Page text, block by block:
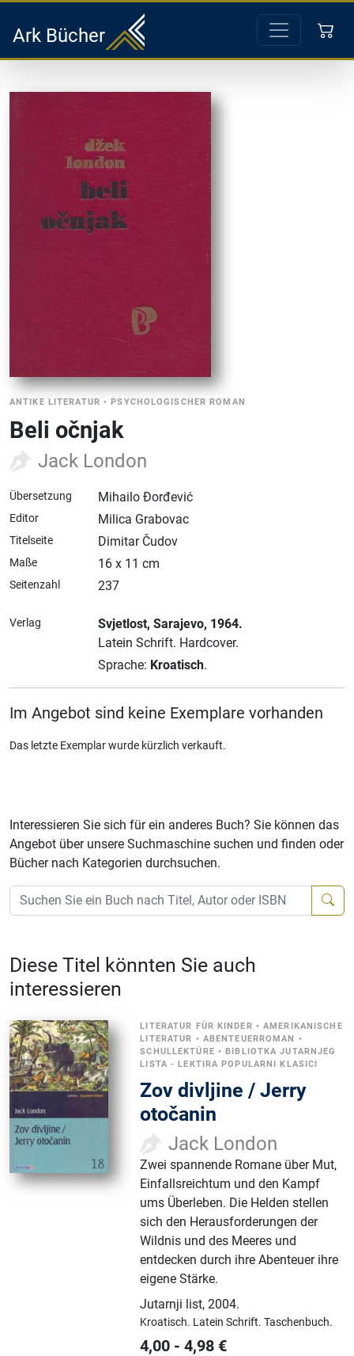
Ark Bücher
ANTIKE LITERATUR •PSYCHOLOGISCHER ROMAN
Beli očnjak
Jack London
Übersetzung Mihailo Đorđević
Editor Milica Grabovac
Titelseite Dimitar Čudov
Maße 16 x 11 cm
Seitenzahl 237
Verlag Svjetlost, Sarajevo, 1964.
Latein Schrift. Hardcover.
Sprache: Kroatisch.
Im Angebot sind keine Exemplare vorhanden
Das letzte Exemplar wurde kürzlich verkauft.
Interessieren Sie sich für ein anderes Buch? Sie können das
Angebot über unsere Suchmaschine suchen und finden oder
Bücher nach Kategorien durchsuchen.
Diese Titel könnten Sie auch
interessieren
LITERATUR FÜR KINDER •AMERIKANISCHE
LITERATUR • ABENTEUERROMAN •
SCHULLEKTÜRE •BIBLIOTKA JUTARNJEG
LISTA - LEKTIRA POPULARNI KLASICI
Zov divljine / Jerry
otočanin
Jack London
Zwei spannende Romane über Mut,
Einfallsreichtum und den Kampf
ums Überleben. Die Helden stellen
sich den Herausforderungen der
Wildnis und des Meeres und
entdecken durch ihre Abenteuer ihre
eigene Stärke.
Jutarnji list,2004.
Kroatisch. Latein Schrift.Taschenbuch.
4,00 -4,98 €